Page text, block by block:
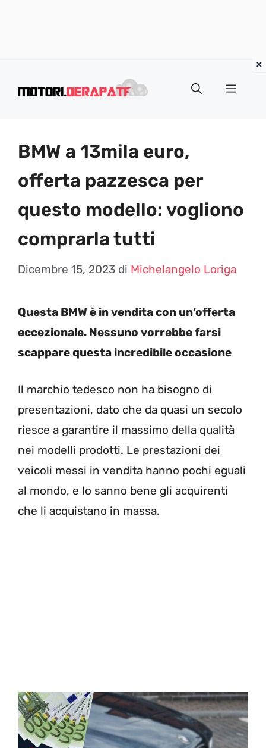
Menu
BMW a 13mila euro,
offerta pazzesca per
questo modello: vogliono
comprarla tutti
Dicembre 15, 2023 di Michelangelo Loriga
Questa BMW è in vendita con un’offerta
eccezionale. Nessuno vorrebbe farsi
scappare questa incredibile occasione
Il marchio tedesco non ha bisogno di
presentazioni, dato che da quasi un secolo
riesce a garantire il massimo della qualità
nei modelli prodotti. Le prestazioni dei
veicoli messi in vendita hanno pochi eguali
al mondo, e lo sanno bene gli acquirenti
che li acquistano in massa.